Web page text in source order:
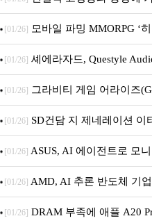
M.2 NVMe 디앤디컴 1TB
[01/26] 모바일 파밍 MMORPG ‘
[01/26] 셰에라자드, Questyle
내 정식 출시
[01/26] 그라비티 게임 어라이즈
던전 13’ 참가!
[01/26] SD건담 지 제네레이션 이
아의 용사’ 재개최 및 풍성한 기
[01/26] ASUS, AI 에이전트로 모
[01/26] AMD, AI 추론 반도체 기
[01/26] DRAM 부족에 애플 A20